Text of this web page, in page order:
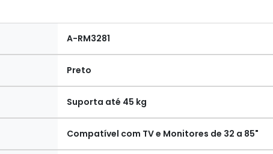
A-RM3281
Preto
Suporta até 45 kg
Compatível com TV e Monitores de 32 a 85"